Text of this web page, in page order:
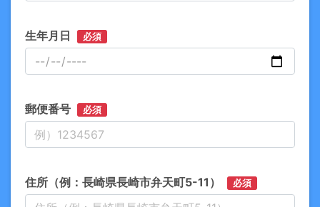
生年月日 必須
郵便番号 必須
住所（例：長崎県長崎市弁天町5-11） 必須